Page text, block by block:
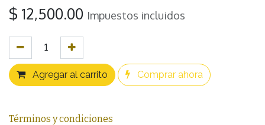
$ 12,500.00 Impuestos incluidos
Agregar al carrito Comprar ahora
Términos y condiciones